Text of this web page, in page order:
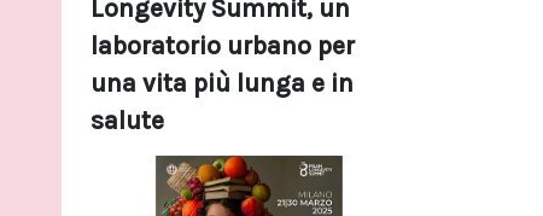
Longevity Summit, un
laboratorio urbano per
una vita più lunga e in
salute